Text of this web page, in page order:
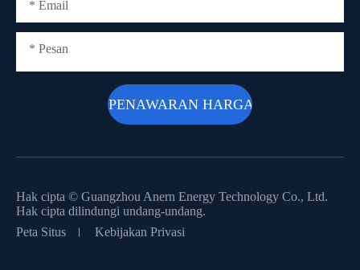
Hak cipta © Guangzhou Anern Energy Technology Co., Ltd.
Hak cipta dilindungi undang-undang.
Peta Situs
Kebijakan Privasi